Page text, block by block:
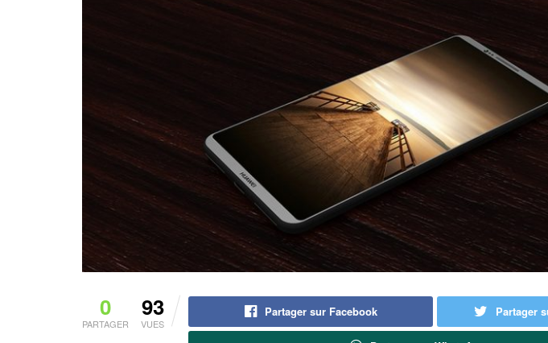
0
PARTAGER
93
VUES
Partager sur Facebook Partager